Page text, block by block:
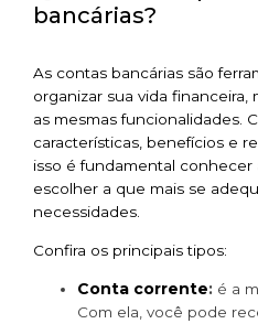
bancárias?
As contas bancárias são
organizar sua vida
as mesmas funcionalidades.
características, benefícios e
isso é fundamental conhecer
escolher a que mais se
necessidades.
Confira os principais tipos:
Conta corrente: é a
Com ela, você pode